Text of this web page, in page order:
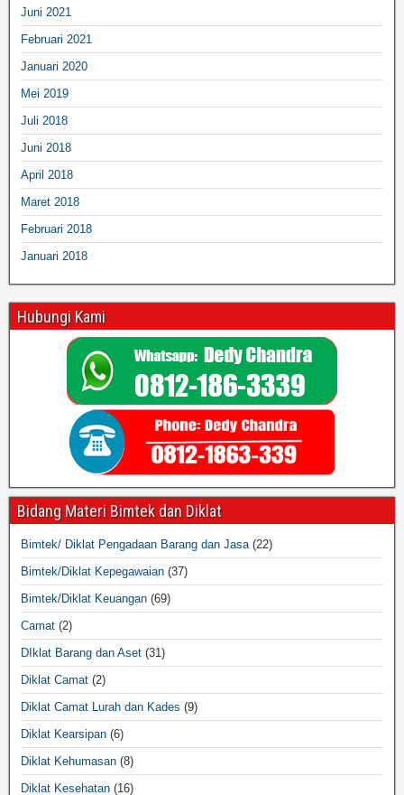
Juni 2021
Februari 2021
Januari 2020
Mei 2019
Juli 2018
Juni 2018
April 2018
Maret 2018
Februari 2018
Januari 2018
Hubungi Kami
Bidang Materi Bimtek dan Diklat
Bimtek/ Diklat Pengadaan Barang dan Jasa(22)
Bimtek/Diklat Kepegawaian (37)
Bimtek/Diklat Keuangan (69)
Camat (2)
DIklat Barang dan Aset (31)
Diklat Camat (2)
Diklat Camat Lurah dan Kades (9)
Diklat Kearsipan (6)
Diklat Kehumasan (8)
Diklat Kesehatan (16)